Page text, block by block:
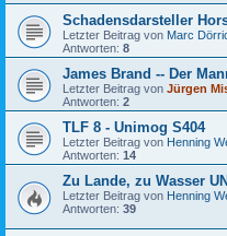
Schadensdarsteller
Letzter Beitrag von Marc
Antworten: 8
James Brand -- Der
Letzter Beitrag von Jürgen
Antworten: 2
TLF 8 - Unimog S404
Letzter Beitrag von Henning
Antworten: 14
Zu Lande, zu Wasser
Letzter Beitrag von Henning
Antworten: 39